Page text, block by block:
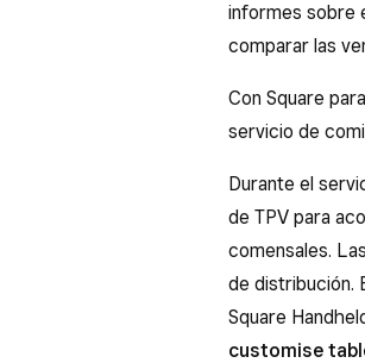
informes sobre
comparar las
Con Square
servicio de
Durante el
de TPV para
comensales.
de distribución.
Square
customise